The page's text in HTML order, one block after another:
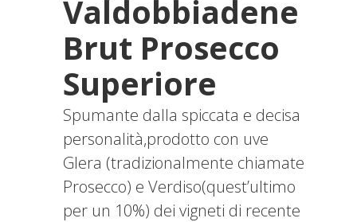
Valdobbiadene
Brut Prosecco
Superiore
Spumante dalla spiccata e decisa
personalità,prodotto con uve
Glera (tradizionalmente chiamate
Prosecco) e Verdiso(quest’ultimo
per un 10%) dei vigneti di recente